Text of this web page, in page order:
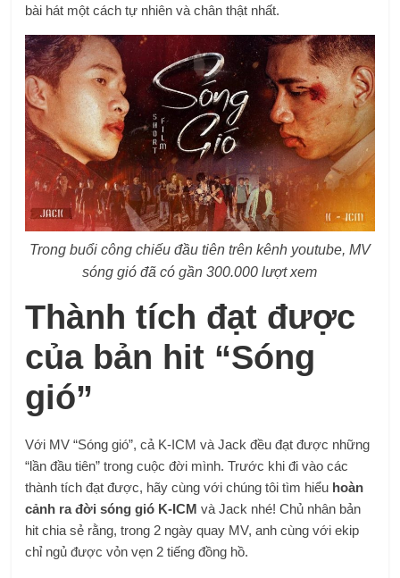
bài hát một cách tự nhiên và chân thật nhất.
Trong buổi công chiếu đầu tiên trên kênh youtube, MV
sóng gió đã có gần 300.000 lượt xem
Thành tích đạt được
của bản hit “Sóng
gió”
Với MV “Sóng gió”, cả K-ICM và Jack đều đạt được những
“lần đầu tiên” trong cuộc đời mình. Trước khi đi vào các
thành tích đạt được, hãy cùng với chúng tôi tìm hiểu hoàn
cảnh ra đời sóng gió K-ICM và Jack nhé! Chủ nhân bản
hit chia sẻ rằng, trong 2 ngày quay MV, anh cùng với ekip
chỉ ngủ được vỏn vẹn 2 tiếng đồng hồ.